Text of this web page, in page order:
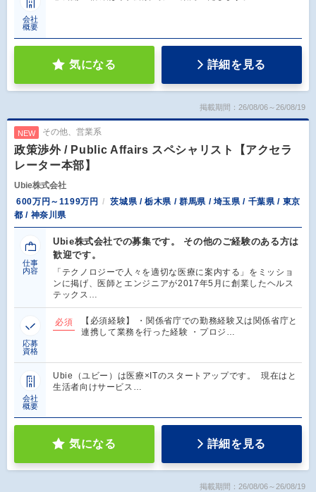
会社
概要
気になる 詳細を見る
掲載期間：26/08/06～26/08/19
NEW その他、営業系
政策渉外 / Public Affairs スペシャリスト【アクセラ
レーター本部】
Ubie株式会社
600万円～1199万円
茨城県 / 栃木県 / 群馬県 / 埼玉県 / 千葉県 / 東京
都 / 神奈川県
仕事
内容
Ubie株式会社での募集です。 その他のご経験のある方は
歓迎です。
「テクノロジーで人々を適切な医療に案内する」をミッショ
ンに掲げ、医師とエンジニアが2017年5月に創業したヘルス
テックス…
応募
資格
必須
【必須経験】 ・関係省庁での勤務経験又は関係省庁と
連携して業務を行った経験 ・プロジ…
会社
概要
Ubie（ユビー）は医療×ITのスタートアップです。 現在はと
生活者向けサービス…
気になる 詳細を見る
掲載期間：26/08/06～26/08/19